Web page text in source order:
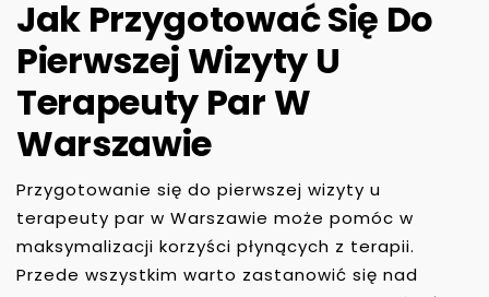
Jak Przygotować Się Do
Pierwszej Wizyty U
Terapeuty Par W
Warszawie
Przygotowanie się do pierwszej wizyty u
terapeuty par w Warszawie może pomóc w
maksymalizacji korzyści płynących z terapii.
Przede wszystkim warto zastanowić się nad